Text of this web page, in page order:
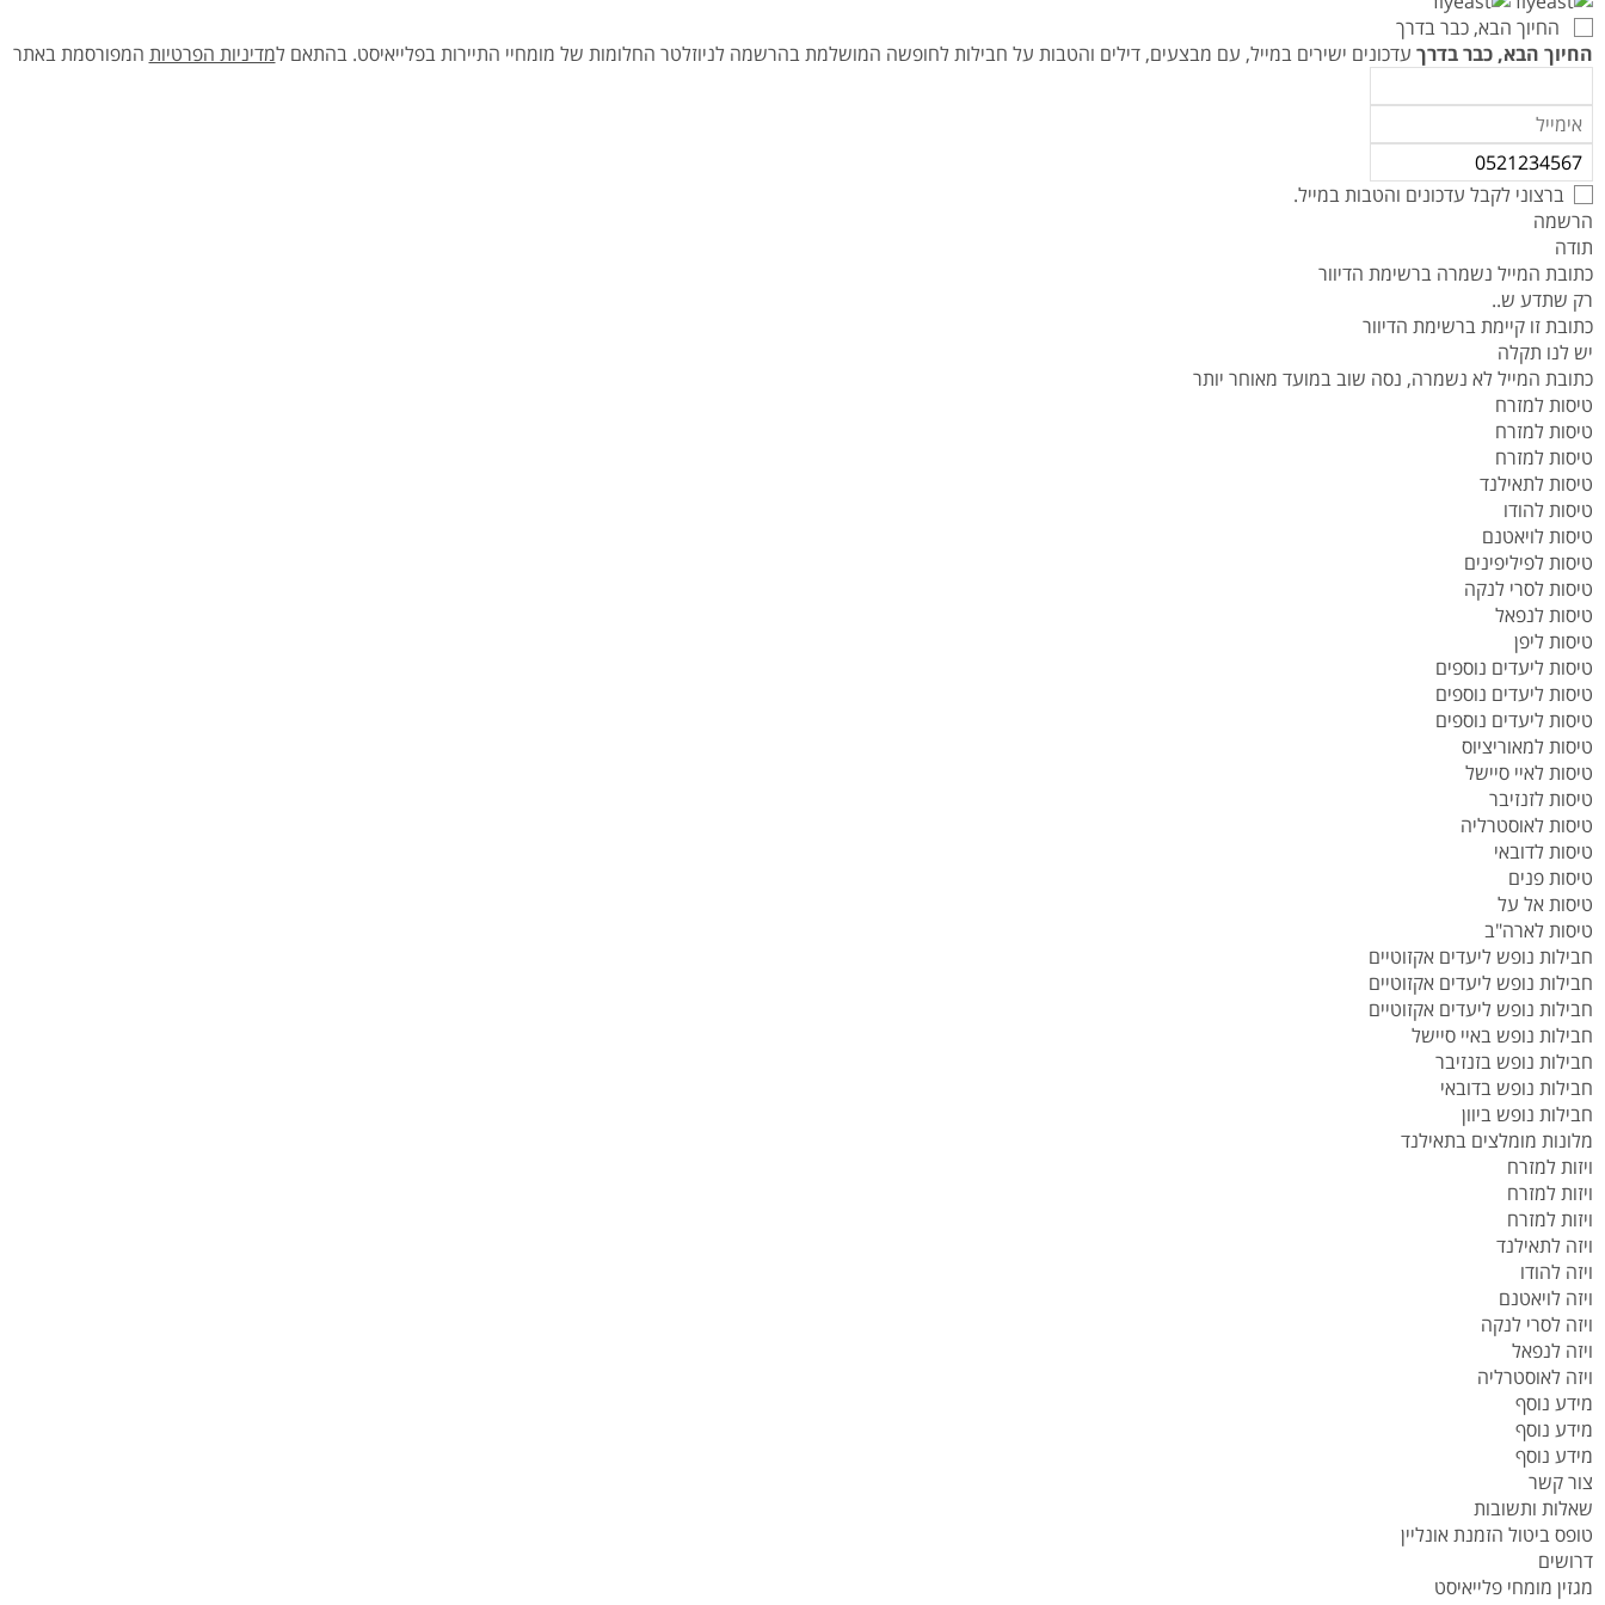
טיסות אל על
המדריך למטייל באיי סיישל
המדריך למטייל בזנזיבר
המדריך למטייל ביפן
המדריך למטייל בדובאי
החיוך הבא, כבר בדרך
החיוך הבא, כבר בדרך עדכונים ישירים במייל, עם מבצעים, דילים והטבות על חבילות לחופשה המושלמת בהרשמה לניוזלטר החלומות של מומחיי התיירות בפלייאיסט. בהתאם למדיניות הפרטיות המפורסמת באתר
ברצוני לקבל עדכונים והטבות במייל.
הרשמה
תודה
כתובת המייל נשמרה ברשימת הדיוור
רק שתדע ש..
כתובת זו קיימת ברשימת הדיוור
יש לנו תקלה
כתובת המייל לא נשמרה, נסה שוב במועד מאוחר יותר
טיסות למזרח
טיסות למזרח
טיסות למזרח
טיסות לתאילנד
טיסות להודו
טיסות לויאטנם
טיסות לפיליפינים
טיסות לסרי לנקה
טיסות לנפאל
טיסות ליפן
טיסות ליעדים נוספים
טיסות ליעדים נוספים
טיסות ליעדים נוספים
טיסות למאוריציוס
טיסות לאיי סיישל
טיסות לזנזיבר
טיסות לאוסטרליה
טיסות לדובאי
טיסות פנים
טיסות אל על
טיסות לארה"ב
חבילות נופש ליעדים אקזוטיים
חבילות נופש ליעדים אקזוטיים
חבילות נופש ליעדים אקזוטיים
חבילות נופש באיי סיישל
חבילות נופש בזנזיבר
חבילות נופש בדובאי
חבילות נופש ביוון
מלונות מומלצים בתאילנד
ויזות למזרח
ויזות למזרח
ויזות למזרח
ויזה לתאילנד
ויזה להודו
ויזה לויאטנם
ויזה לסרי לנקה
ויזה לנפאל
ויזה לאוסטרליה
מידע נוסף
מידע נוסף
מידע נוסף
צור קשר
שאלות ותשובות
טופס ביטול הזמנת אונליין
דרושים
מגזין מומחי פלייאיסט